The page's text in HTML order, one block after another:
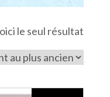
le seul résultat